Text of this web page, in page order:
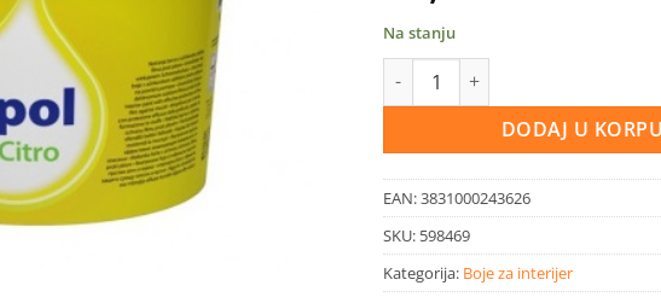
Na stanju
JUPOL Citro Unutrašnja boja
DODAJ U KORPU
EAN:3831000243626
SKU: 598469
Kategorija: Boje za interijer